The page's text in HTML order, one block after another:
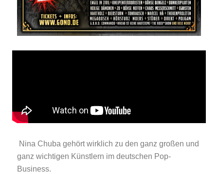
Nina Chuba gehört wirklich zu den ganz großen und
ganz wichtigen Künstlern im deutschen Pop-
Business.